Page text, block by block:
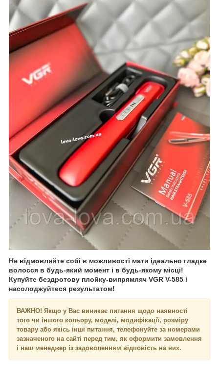
Не відмовляйте собі в можливості мати ідеально гладке
волосся в будь-який момент і в будь-якому місці!
Купуйте бездротову плойку-випрямляч VGR V-585 і
насолоджуйтеся результатом!
ВАЖНО! Якщо у Вас виникає питання щодо наявності
того чи іншого кольору, моделі, модифікації, розміру
товару або якісь інші питання, телефонуйте за номерами
зазначеного на сайті перед тим, як оформити замовлення
і наш менеджер із задоволенням відповість на них.